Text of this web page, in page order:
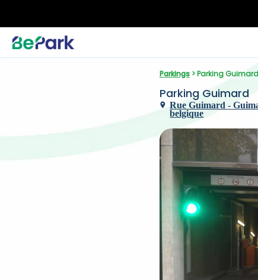
Parkings > Parking Guimard
Parking Guimard
Rue Guimard -
belgique